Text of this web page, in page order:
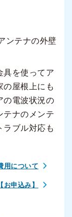
ンテナの外壁
具を使ってア
の屋根上にも
の電波状況の
テナのメンテ
ラブル対応も
用について
申込み】